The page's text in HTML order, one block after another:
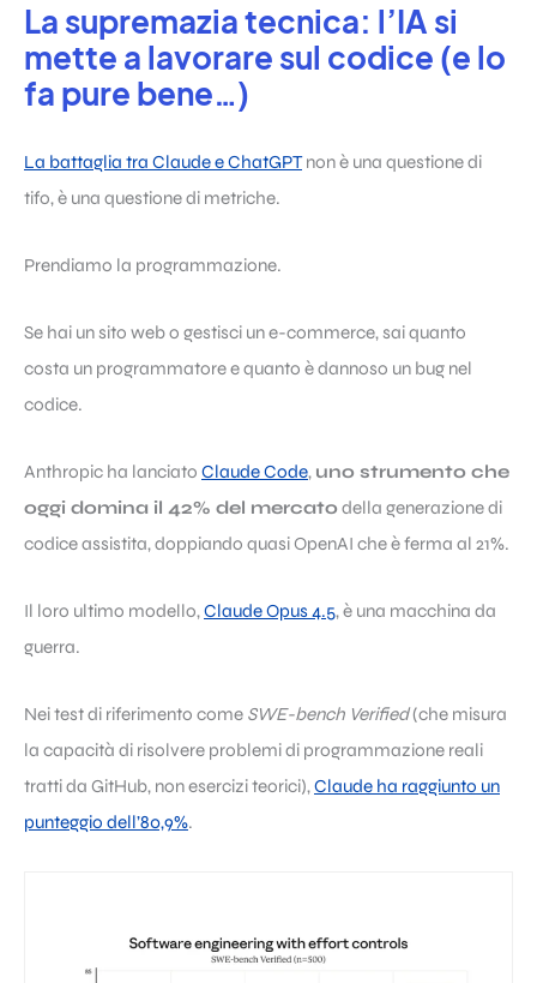
La supremazia tecnica: l’IA si
mette a lavorare sul codice (e lo
fa pure bene…)
La battaglia tra Claude e ChatGPTnon è una questione di
tifo, è una questione di metriche.
Prendiamo la programmazione.
Se hai un sito web o gestisci un e-commerce, sai quanto
costa un programmatore e quanto è dannoso un bug nel
codice.
Anthropic ha lanciato Claude Code, uno strumento che
oggi domina il 42% del mercatodella generazione di
codice assistita, doppiando quasi OpenAI che è ferma al 21%.
Il loro ultimo modello,Claude Opus 4.5, è una macchina da
guerra.
Nei test di riferimento come SWE-bench Verified(che misura
la capacità di risolvere problemi di programmazione reali
tratti da GitHub, non esercizi teorici),Claude ha raggiunto un
punteggio dell’80,9%.